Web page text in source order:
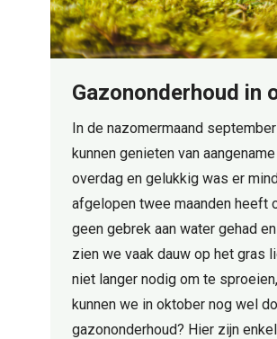
Gazononderhoud in
In de nazomermaand
kunnen genieten van
overdag en gelukkig was er
afgelopen twee maanden heeft
geen gebrek aan water gehad
zien we vaak dauw op het gras
niet langer nodig om te
kunnen we in oktober nog wel
gazononderhoud? Hier zijn